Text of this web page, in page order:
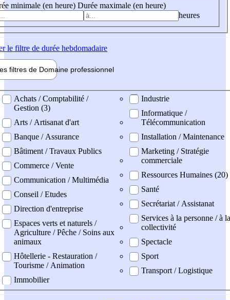
minimale (en heure) Durée maximale (en heure)
heures
le filtre de durée hebdomadaire
filtres de Domaine professionnel
professionel
Achats / Comptabilité /
Gestion (3)
Arts / Artisanat d'art
Banque / Assurance
Bâtiment / Travaux Publics
Commerce / Vente
Communication / Multimédia
Conseil / Etudes
Direction d'entreprise
Espaces verts et naturels /
Agriculture / Pêche / Soins aux
animaux
Hôtellerie - Restauration /
Tourisme / Animation
Immobilier
Industrie
Informatique /
Télécommunication
Installation / Maintenance
Marketing / Stratégie
commerciale
Ressources Humaines (20)
Santé
Secrétariat / Assistanat
Services à la personne / à la
collectivité
Spectacle
Sport
Transport / Logistique